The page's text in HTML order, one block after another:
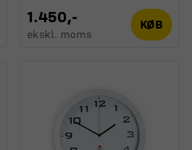
1.450,-
ekskl. moms
KØB